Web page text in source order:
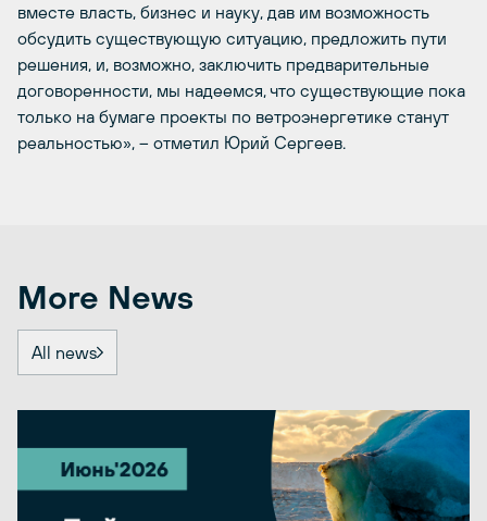
вместе власть, бизнес и науку, дав им возможность
обсудить существующую ситуацию, предложить пути
решения, и, возможно, заключить предварительные
договоренности, мы надеемся, что существующие пока
только на бумаге проекты по ветроэнергетике станут
реальностью», – отметил Юрий Сергеев.
More News
All news